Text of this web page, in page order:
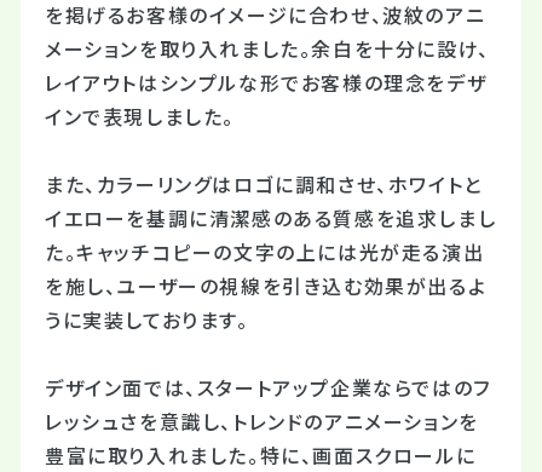
を掲げるお客様のイメージに合わせ、波紋のアニ
メーションを取り入れました。余白を十分に設け、
レイアウトはシンプルな形でお客様の理念をデザ
インで表現しました。
また、カラーリングはロゴに調和させ、ホワイトと
イエローを基調に清潔感のある質感を追求しまし
た。キャッチコピーの文字の上には光が走る演出
を施し、ユーザーの視線を引き込む効果が出るよ
うに実装しております。
デザイン面では、スタートアップ企業ならではのフ
レッシュさを意識し、トレンドのアニメーションを
豊富に取り入れました。特に、画面スクロールに